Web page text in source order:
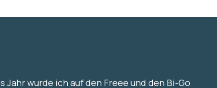
Jahr wurde ich auf den Freee und den Bi-Go